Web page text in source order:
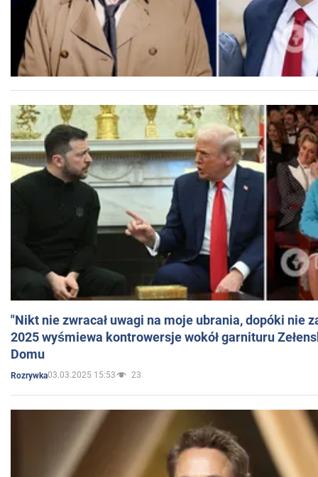
"Nikt nie zwracał uwagi na moje ubrania, dopóki nie
2025 wyśmiewa kontrowersje wokół garnituru
Domu
Rozrywka03.03.2025 15:53 23